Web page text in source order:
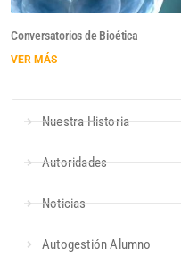
Conversatorios de Bioética
VER MÁS
Nuestra Historia
Autoridades
Noticias
Autogestión Alumno